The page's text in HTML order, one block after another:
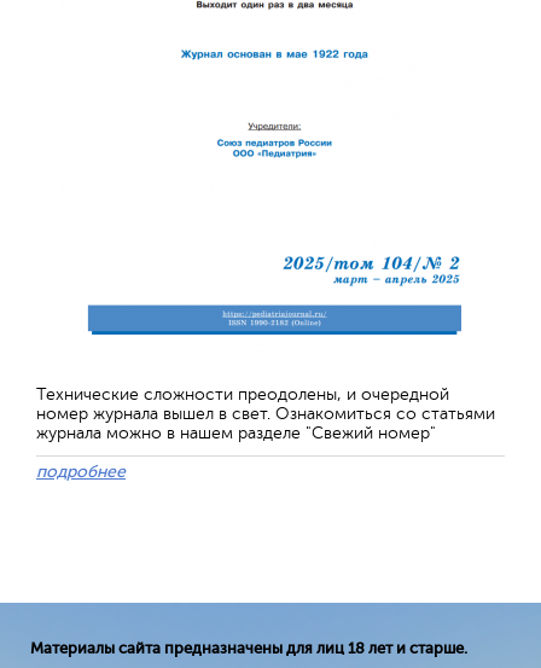
Технические сложности преодолены, и очередной
номер журнала вышел в свет. Ознакомиться со статьями
журнала можно в нашем разделе "Свежий номер"
подробнее
Материалы сайта предназначены для лиц 18 лет и старше.